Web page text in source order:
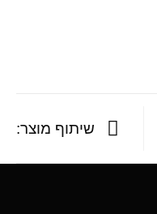
שיתוף מוצר: